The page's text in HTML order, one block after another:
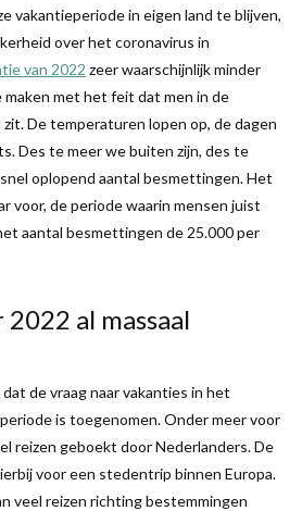
vakantieperiode in eigen land te blijven,
over het coronavirus in
van 2022 zeer waarschijnlijk minder
met het feit dat men in de
De temperaturen lopen op, de dagen
Des te meer we buiten zijn, des te
oplopend aantal besmettingen. Het
voor, de periode waarin mensen juist
aantal besmettingen de 25.000 per
al massaal
de vraag naar vakanties in het
is toegenomen. Onder meer voor
reizen geboekt door Nederlanders. De
voor een stedentrip binnen Europa.
veel reizen richting bestemmingen